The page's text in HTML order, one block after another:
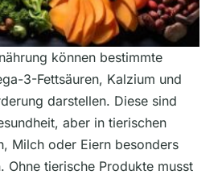
können bestimmte
3-Fettsäuren, Kalzium und
darstellen. Diese sind
aber in tierischen
Milch oder Eiern besonders
Ohne tierische Produkte musst